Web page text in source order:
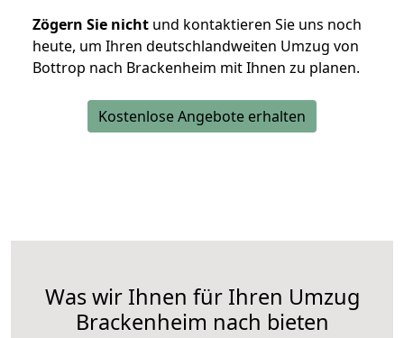
Zögern Sie nicht und kontaktieren Sie uns noch
heute, um Ihren deutschlandweiten Umzug von
Bottrop nach Brackenheim mit Ihnen zu planen.
Kostenlose Angebote erhalten
Was wir Ihnen für Ihren Umzug
Brackenheim nach bieten